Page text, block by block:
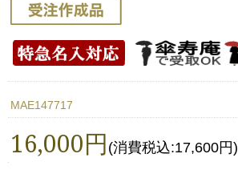
MAE147717
16,000円 (消費税込:17,600円)